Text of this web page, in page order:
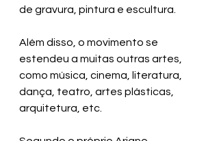
de gravura, pintura e escultura.
Além disso, o movimento se
estendeu a muitas outras artes,
como música, cinema, literatura,
dança, teatro, artes plásticas,
arquitetura, etc.